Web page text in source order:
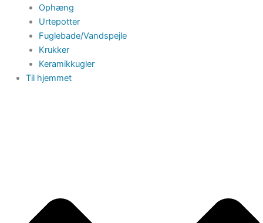
Ophæng
Urtepotter
Fuglebade/Vandspejle
Krukker
Keramikkugler
Til hjemmet